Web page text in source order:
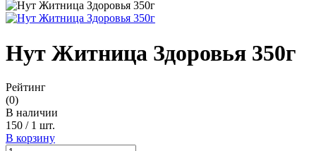
Нут Житница Здоровья 350г
Рейтинг
(0)
В наличии
150 / 1 шт.
В корзину